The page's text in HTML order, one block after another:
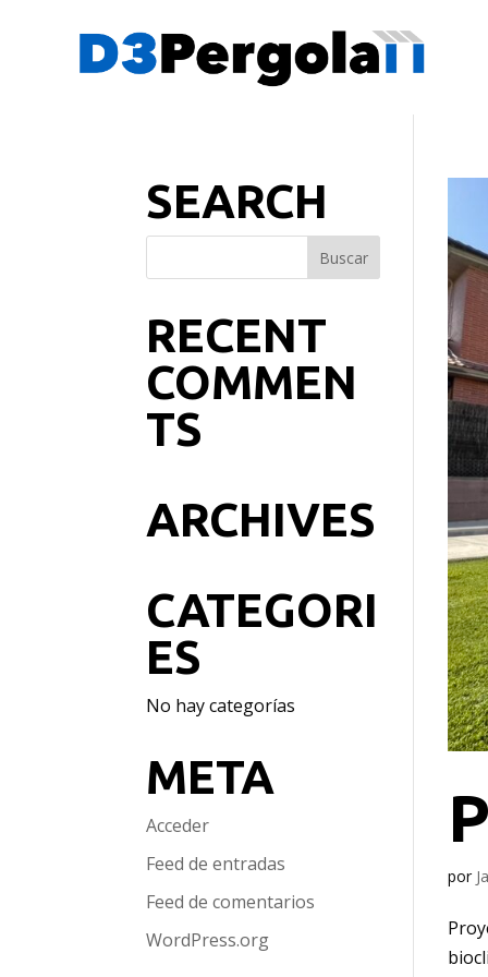
por
SEARCH
RECENT
COMMEN
TS
ARCHIVES
CATEGORI
ES
No hay categorías
META
Acceder
Feed de entradas
Feed de comentarios
WordPress.org